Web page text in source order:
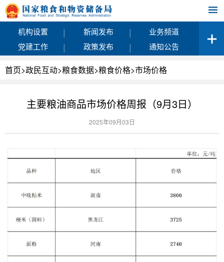
机构设置 | 新闻发布 |
业务频道
党建工作
| 政策发布 | 通知公告
首页>政民互动>粮食数据>粮食价格>市场价格
主要粮油商品市场价格周报（9月3日）
2025年09月03日